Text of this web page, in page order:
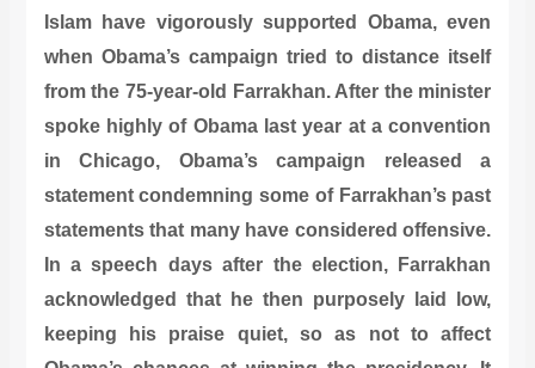
Islam have vigorously supported Obama, even
when Obama’s campaign tried to distance itself
from the 75-year-old Farrakhan. After the minister
spoke highly of Obama last year at a convention
in Chicago, Obama’s campaign released a
statement condemning some of Farrakhan’s past
statements that many have considered offensive.
In a speech days after the election, Farrakhan
acknowledged that he then purposely laid low,
keeping his praise quiet, so as not to affect